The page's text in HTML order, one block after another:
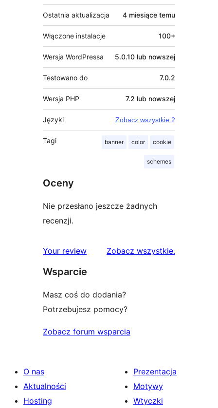
Ostatnia aktualizacja 4 miesiące temu
Włączone instalacje 100+
Wersja WordPressa 5.0.10 lub nowszej
Testowano do 7.0.2
Wersja PHP 7.2 lub nowszej
Języki Zobacz wszystkie 2
Tagi banner color cookie
schemes
Oceny
Nie przesłano jeszcze żadnych
recenzji.
Your review Zobacz wszystkierecenzje
.
Wsparcie
Masz coś do dodania?
Potrzebujesz pomocy?
Zobacz forum wsparcia
O nas
Aktualności
Hosting
Prezentacja
Motywy
Wtyczki